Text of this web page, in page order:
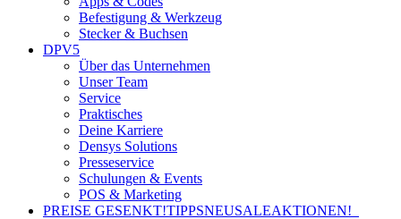
Befestigung & Werkzeug
Stecker & Buchsen
DPV5
Über das Unternehmen
Unser Team
Service
Praktisches
Deine Karriere
Densys Solutions
Presseservice
Schulungen & Events
POS & Marketing
PREISE GESENKT!TIPPSNEUSALEAKTIONEN!